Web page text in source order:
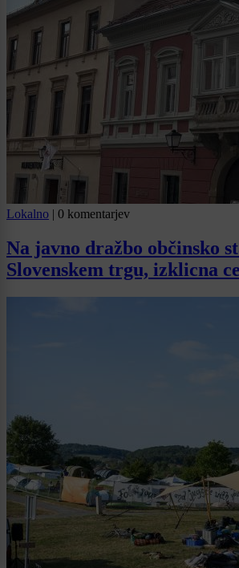
Lokalno | 0 komentarjev
Na javno dražbo občinsko
Slovenskem trgu, izklicna